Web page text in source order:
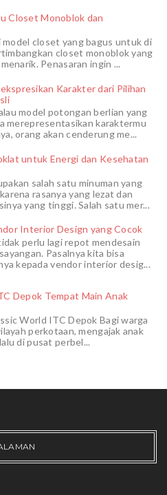
Closet Monoblok dan
model closet yang bagus untuk di
closet monoblok yang
Penasaran ingin ...
Karakter dari Pilihan
model potongan berlian yang
merepresentasikan karaktermu
orang akan cenderung me...
untuk Energi dan Kesehatan
salah satu minuman yang
rasanya yang lezat dan
yang tinggi. Salah satu mer...
Interior Design yang Cocok
perlu lagi repot mendesain
Pasalnya kita bisa
kepada vendor interior desig...
Depok Tempat Main Anak
World ITC Depok Bagi warga
perkotaan, mengajak anak
di pusat perbel...